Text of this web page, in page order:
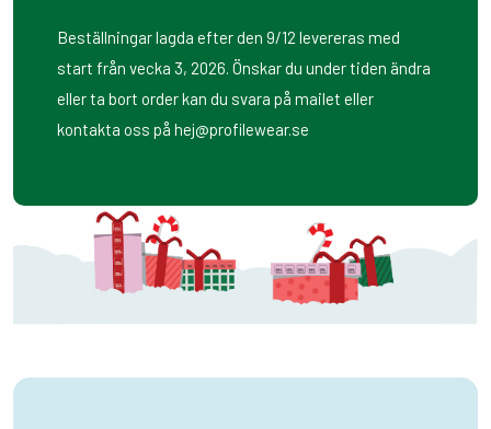
Beställningar lagda efter den 9/12 levereras med
start från vecka 3, 2026. Önskar du under tiden ändra
eller ta bort order kan du svara på mailet eller
kontakta oss på hej@profilewear.se